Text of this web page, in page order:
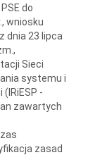
do
wniosku
dnia 23 lipca
Sieci
systemu i
-
zawartych
zasad